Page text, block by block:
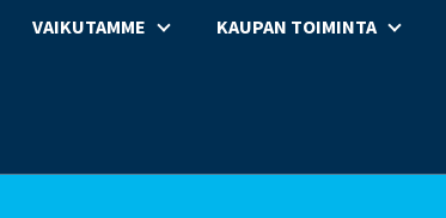
VAIKUTAMME KAUPAN TOIMINTA